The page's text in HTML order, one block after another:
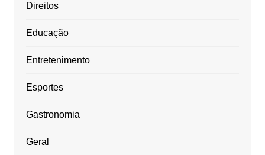
Direitos
Educação
Entretenimento
Esportes
Gastronomia
Geral